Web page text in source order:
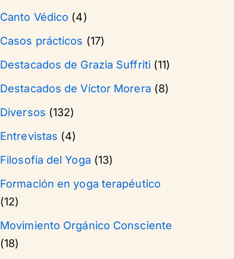
Canto Védico (4)
Casos prácticos (17)
Destacados de Grazia Suffriti(11)
Destacados de Víctor Morera (8)
Diversos (132)
Entrevistas (4)
Filosofía del Yoga (13)
Formación en yoga terapéutico
(12)
Movimiento Orgánico Consciente
(18)